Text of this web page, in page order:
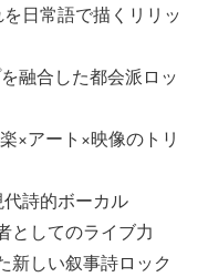
日常語で描くリリッ
融合した都会派ロッ
×アート×映像のトリ
詩的ボーカル
としてのライブ力
新しい叙事詩ロック